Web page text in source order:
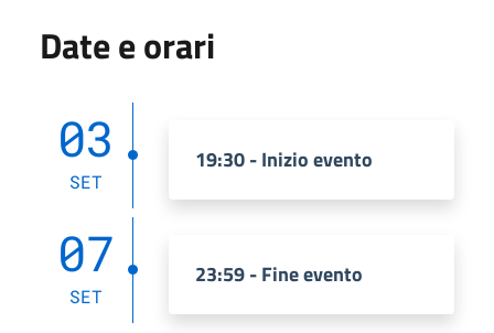
Date e orari
03
SET
19:30 - Inizio evento
07
SET
23:59 - Fine evento